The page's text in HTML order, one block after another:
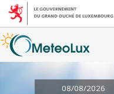
08/08/2026